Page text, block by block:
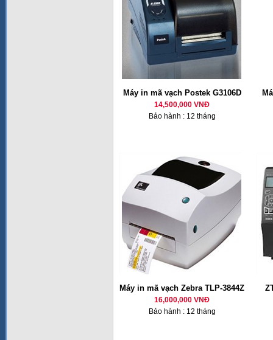
Máy in mã vạch Postek G3106D
14,500,000 VNĐ
Bảo hành : 12 tháng
Máy in mã vạch Zebra TLP-3844Z
16,000,000 VNĐ
Bảo hành : 12 tháng